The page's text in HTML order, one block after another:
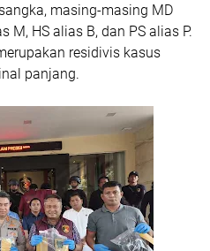
masing-masing MD
M, HS alias B, dan PS alias P.
residivis kasus
panjang.